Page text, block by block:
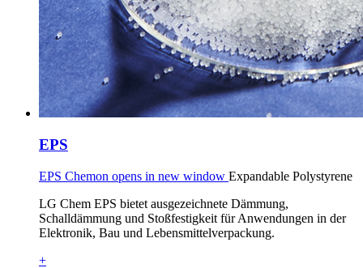
EPS
EPS Chemon opens in new window Expandable Polystyrene
LG Chem EPS bietet ausgezeichnete Dämmung,
Schalldämmung und Stoßfestigkeit für Anwendungen in der
Elektronik, Bau und Lebensmittelverpackung.
+